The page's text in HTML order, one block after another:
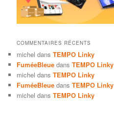
COMMENTAIRES RÉCENTS
michel dansTEMPO Linky
FuméeBleue dansTEMPO Linky
michel dansTEMPO Linky
FuméeBleue dansTEMPO Linky
michel dansTEMPO Linky